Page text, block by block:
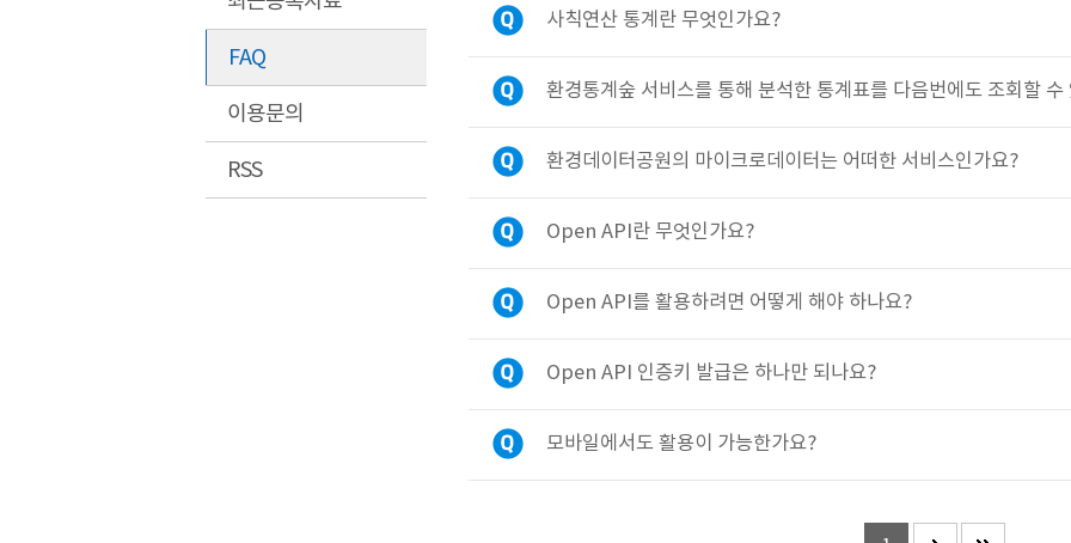
FAQ
이용문의
RSS
사칙연산 통계란 무엇인가요?
환경통계숲 서비스를 통해 분석한 통계표를 다음번에도 조회할 수
환경데이터공원의 마이크로데이터는 어떠한 서비스인가요?
Open API란 무엇인가요?
Open API를 활용하려면 어떻게 해야 하나요?
Open API 인증키 발급은 하나만 되나요?
모바일에서도 활용이 가능한가요?